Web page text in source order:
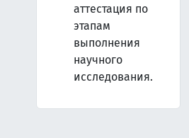
аттестация по
этапам
выполнения
научного
исследования.